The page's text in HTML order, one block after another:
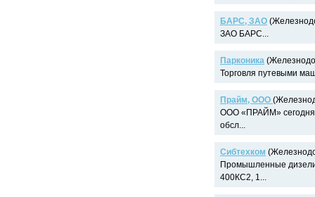
БАРС, ЗАО
ЗАО БАРС...
Парконика
Торговля путевыми
Прайм, ООО
ООО «ПРАЙМ» сегодня
обсл...
Сибтехком
Промышленные
400КС2, 1...